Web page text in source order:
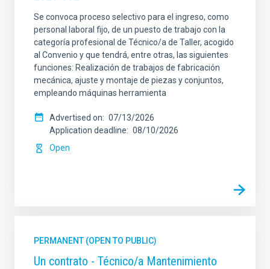
Se convoca proceso selectivo para el ingreso, como
personal laboral fijo, de un puesto de trabajo con la
categoría profesional de Técnico/a de Taller, acogido
al Convenio y que tendrá, entre otras, las siguientes
funciones: Realización de trabajos de fabricación
mecánica, ajuste y montaje de piezas y conjuntos,
empleando máquinas herramienta
Advertised on
07/13/2026
Application deadline
08/10/2026
Open
PERMANENT (OPEN TO PUBLIC)
Un contrato - Técnico/a Mantenimiento